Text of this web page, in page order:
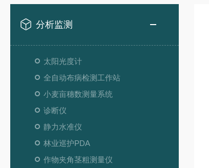
分析监测
太阳光度计
全自动布病检测工作站
小麦亩穗数测量系统
诊断仪
静力水准仪
林业巡护PDA
作物夹角茎粗测量仪